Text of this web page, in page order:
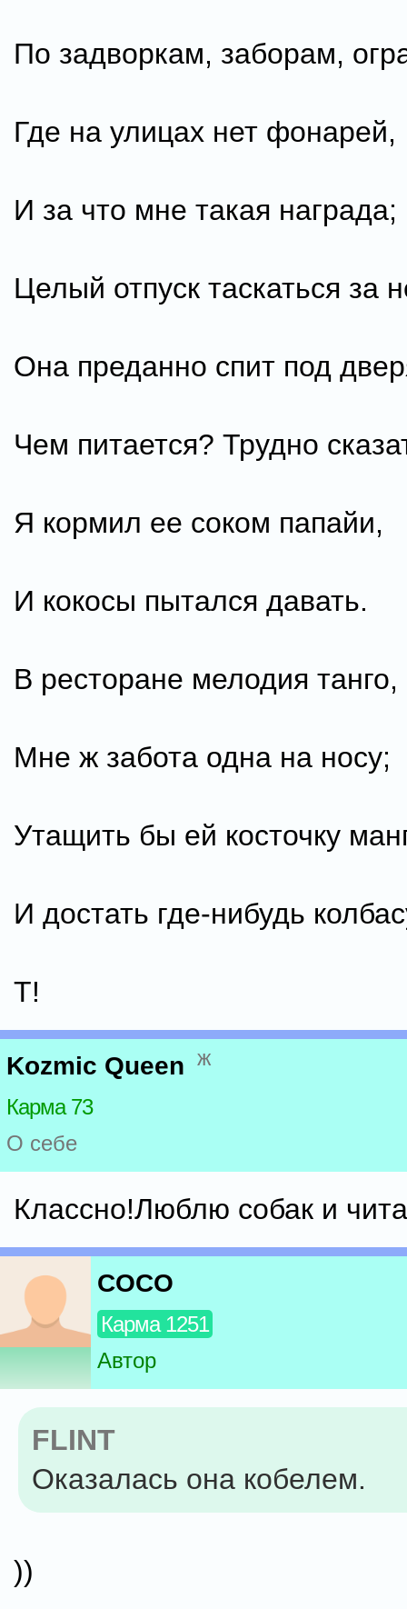
По задворкам, заборам,
Где на улицах нет фонарей,
И за что мне такая награда;
Целый отпуск таскаться за
Она преданно спит под
Чем питается? Трудно
Я кормил ее соком папайи,
И кокосы пытался давать.
В ресторане мелодия танго,
Мне ж забота одна на носу;
Утащить бы ей косточку
И достать где-нибудь
Т!
Kozmic Queen ж
Карма 73
О себе
Классно!Люблю собак и
COCO
Карма 1251
Автор
FLINT
Оказалась она кобелем.
))